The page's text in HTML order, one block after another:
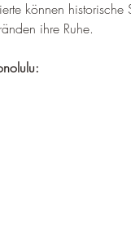
können
ihre Ruhe.